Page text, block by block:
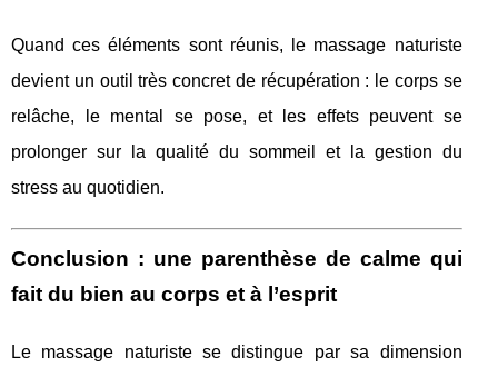
Quand ces éléments sont réunis, le massage naturiste
devient un outil très concret de récupération : le corps se
relâche, le mental se pose, et les effets peuvent se
prolonger sur la qualité du sommeil et la gestion du
stress au quotidien.
Conclusion : une parenthèse de calme qui
fait du bien au corps et à l’esprit
Le massage naturiste se distingue par sa dimension